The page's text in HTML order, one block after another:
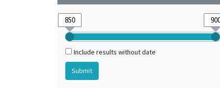
Include results without date